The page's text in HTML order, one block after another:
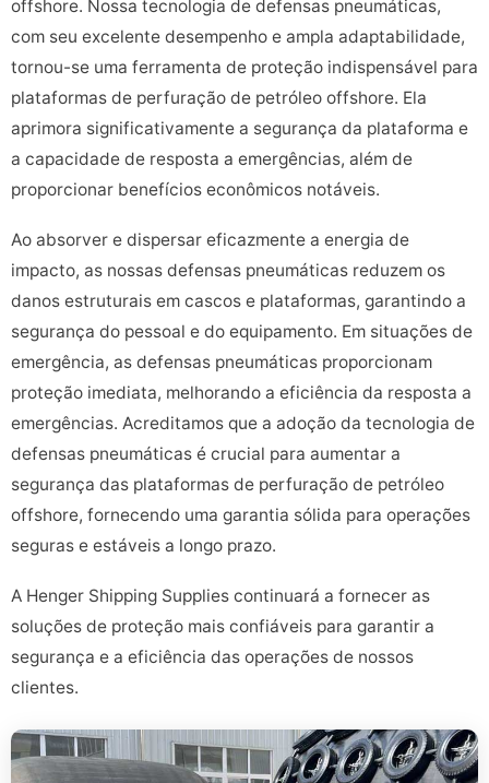
offshore. Nossa tecnologia de defensas pneumáticas,
com seu excelente desempenho e ampla adaptabilidade,
tornou-se uma ferramenta de proteção indispensável para
plataformas de perfuração de petróleo offshore. Ela
aprimora significativamente a segurança da plataforma e
a capacidade de resposta a emergências, além de
proporcionar benefícios econômicos notáveis.
Ao absorver e dispersar eficazmente a energia de
impacto, as nossas defensas pneumáticas reduzem os
danos estruturais em cascos e plataformas, garantindo a
segurança do pessoal e do equipamento. Em situações de
emergência, as defensas pneumáticas proporcionam
proteção imediata, melhorando a eficiência da resposta a
emergências. Acreditamos que a adoção da tecnologia de
defensas pneumáticas é crucial para aumentar a
segurança das plataformas de perfuração de petróleo
offshore, fornecendo uma garantia sólida para operações
seguras e estáveis a longo prazo.
A Henger Shipping Supplies continuará a fornecer as
soluções de proteção mais confiáveis para garantir a
segurança e a eficiência das operações de nossos
clientes.